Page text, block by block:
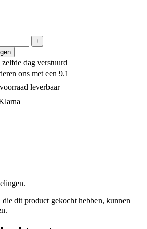
+
dag verstuurd
ons met een 9.1
leverbaar
dit product gekocht hebben, kunnen